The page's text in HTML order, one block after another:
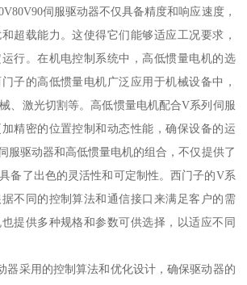
伺服驱动器不仅具备精度和响应速度，
超载能力。这使得它们能够适应工况要求，
行。在机电控制系统中，高低惯量电机的选
子的高低惯量电机广泛应用于机械设备中，
、激光切割等。高低惯量电机配合V系列伺服
精密的位置控制和动态性能，确保设备的运
服驱动器和高低惯量电机的组合，不仅提供了
备了出色的灵活性和可定制性。西门子的V系
不同的控制算法和通信接口来满足客户的需
提供多种规格和参数可供选择，以适应不同
器采用的控制算法和优化设计，确保驱动器的